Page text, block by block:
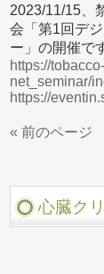
2023/11/15、
会「第1回デ
ー」の開催で
https://
net_seminar/
https://
« 前のページ
心臓ク